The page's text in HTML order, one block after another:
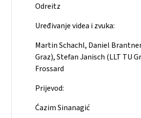
Odreitz
Uređivanje videa i zvuka:
Martin Schachl, Daniel
Graz), Stefan Janisch (LLT TU
Frossard
Prijevod:
Ćazim Sinanagić